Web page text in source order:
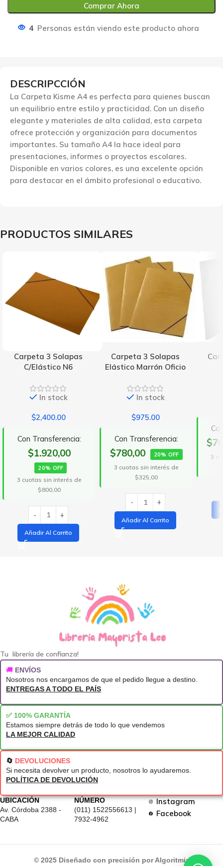
Comprar Ahora
4 Personas están viendo este producto ahora
DESCRIPCCIÓN
La Carpeta Kisme A4 es perfecta para quienes buscan
un equilibrio entre estilo y practicidad. Con un diseño
elegante y materiales de alta calidad, esta carpeta
ofrece protección y organización para documentos
importantes. Su tamaño A4 la hace ideal para
presentaciones, informes o proyectos escolares.
Disponible en varios colores, es una excelente opción
para destacar en el ámbito profesional o educativo.
PRODUCTOS SIMILARES
Carpeta 3 Solapas
C/Elástico N6
In stock
$2,400.00
Con Transferencia:
$1.920,00
20% OFF
3 cuotas sin interés de
$800,00
Añadir Al Carrito
Carpeta 3 Solapas
Elástico Marrón Oficio
In stock
$975.00
Con Transferencia:
$780,00 20% OFF
3 cuotas sin interés de
$325,00
Añadir Al Carrito
3
Tu librería de confianza!
🚚 ENVÍOS
Nosotros nos encargamos de que el pedido llegue a destino.
ENTREGAS A TODO EL PAÍS
✅ 100% GARANTÍA
Estamos siempre detrás de todo lo que vendemos
LA MEJOR CALIDAD
🔄 DEVOLUCIONES
Si necesita devolver un producto, nosotros lo ayudaremos.
POLÍTICA DE DEVOLUCIÓN
UBICACIÓN
Av. Córdoba 2388 -
CABA
NÚMERO
(011) 1522556613 |
7932-4962
Instagram
Facebook
© 2025 Diseñado con precisión por Algoritmia